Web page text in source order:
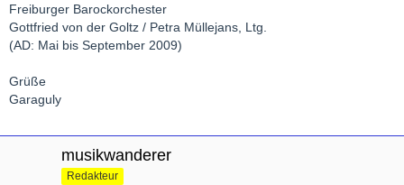
Freiburger Barockorchester
Gottfried von der Goltz / Petra Müllejans, Ltg.
(AD: Mai bis September 2009)
Grüße
Garaguly
musikwanderer
Redakteur